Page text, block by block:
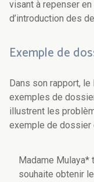
visant à repenser
d’introduction des
Exemple de
Dans son rapport,
exemples de
illustrent les
exemple de dossier
Madame Mulaya*
souhaite obtenir